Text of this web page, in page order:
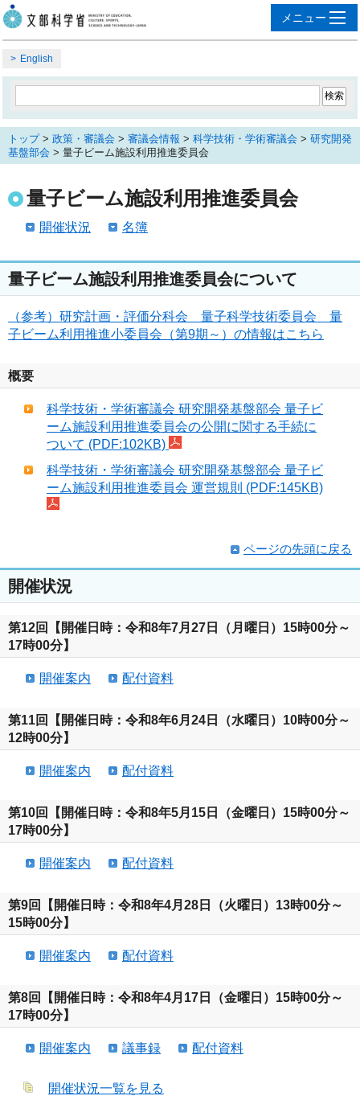
English
トップ> 政策・審議会 > 審議会情報 > 科学技術・学術審議会 > 研究開発
基盤部会 > 量子ビーム施設利用推進委員会
量子ビーム施設利用推進委員会
開催状況 名簿
量子ビーム施設利用推進委員会について
（参考）研究計画・評価分科会 量子科学技術委員会 量
子ビーム利用推進小委員会（第9期～）の情報はこちら
概要
科学技術・学術審議会 研究開発基盤部会 量子ビ
ーム施設利用推進委員会の公開に関する手続に
ついて (PDF:102KB)
科学技術・学術審議会 研究開発基盤部会 量子ビ
ーム施設利用推進委員会 運営規則 (PDF:145KB)
ページの先頭に戻る
開催状況
第12回【開催日時：令和8年7月27日（月曜日）15時00分～
17時00分】
開催案内 配付資料
第11回【開催日時：令和8年6月24日（水曜日）10時00分～
12時00分】
開催案内 配付資料
第10回【開催日時：令和8年5月15日（金曜日）15時00分～
17時00分】
開催案内 配付資料
第9回【開催日時：令和8年4月28日（火曜日）13時00分～
15時00分】
開催案内 配付資料
第8回【開催日時：令和8年4月17日（金曜日）15時00分～
17時00分】
開催案内 議事録 配付資料
開催状況一覧を見る